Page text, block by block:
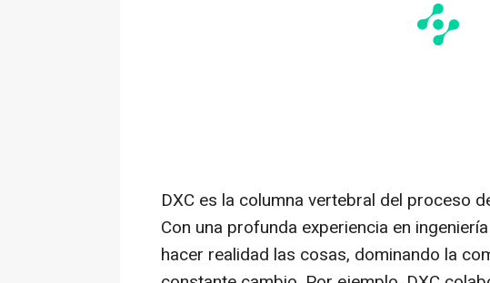
DXC es la columna vertebral del proceso
Con una profunda experiencia en
hacer realidad las cosas, dominando la